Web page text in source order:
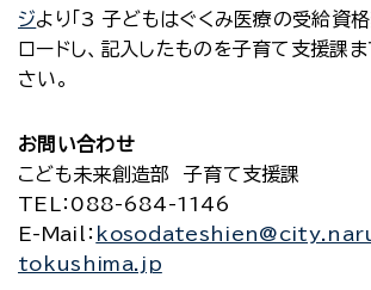
ジより「3 子どもはぐくみ医療の受給資
ロードし、記入したものを子育て支援課
さい。
お問い合わせ
こども未来創造部 子育て支援課
TEL
：088-684-1146
E-Mail
：
tokushima.jp